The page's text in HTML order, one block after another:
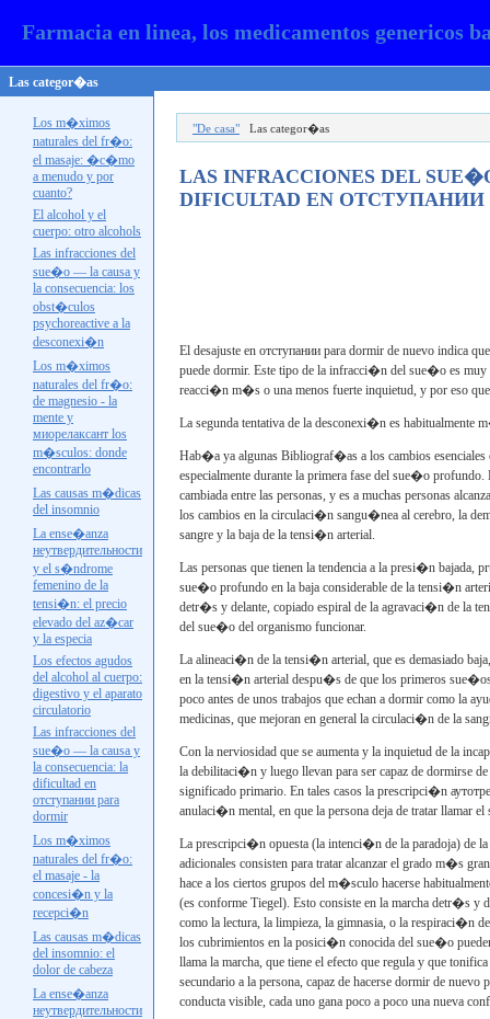
Farmacia en linea, los medicamentos genericos
Las categor�as
Los m�ximos
naturales del fr�o:
el masaje: �c�mo
a menudo y por
cuanto?
El alcohol y el
cuerpo: otro alcohols
Las infracciones del
sue�o — la causa y
la consecuencia: los
obst�culos
psychoreactive a la
desconexi�n
Los m�ximos
naturales del fr�o:
de magnesio - la
mente y
миорелаксант los
m�sculos: donde
encontrarlo
Las causas m�dicas
del insomnio
La ense�anza
неутвердительности
y el s�ndrome
femenino de la
tensi�n: el precio
elevado del az�car
y la especia
Los efectos agudos
del alcohol al cuerpo:
digestivo y el aparato
circulatorio
Las infracciones del
sue�o — la causa y
la consecuencia: la
dificultad en
отступании para
dormir
Los m�ximos
naturales del fr�o:
el masaje - la
concesi�n y la
recepci�n
Las causas m�dicas
del insomnio: el
dolor de cabeza
La ense�anza
неутвердительности
"De casa" Las categor�as
LAS INFRACCIONES DEL
DIFICULTAD EN ОТСТУПАНИИ
El desajuste en отступании para dormir de nuevo indica
puede dormir. Este tipo de la infracci�n del sue�o es muy
reacci�n m�s o una menos fuerte inquietud, y por eso
La segunda tentativa de la desconexi�n es
Hab�a ya algunas Bibliograf�as a los cambios
especialmente durante la primera fase del sue�o
cambiada entre las personas, y es a muchas personas
los cambios en la circulaci�n sangu�nea al cerebro, la
sangre y la baja de la tensi�n arterial.
Las personas que tienen la tendencia a la presi�n bajada,
sue�o profundo en la baja considerable de la tensi�n
detr�s y delante, copiado espiral de la agravaci�n de la
del sue�o del organismo funcionar.
La alineaci�n de la tensi�n arterial, que es demasiado
en la tensi�n arterial despu�s de que los primeros
poco antes de unos trabajos que echan a dormir como la
medicinas, que mejoran en general la circulaci�n de la
Con la nerviosidad que se aumenta y la inquietud de la
la debilitaci�n y luego llevan para ser capaz de dormirse
significado primario. En tales casos la prescripci�n
anulaci�n mental, en que la persona deja de tratar llamar
La prescripci�n opuesta (la intenci�n de la paradoja) de
adicionales consisten para tratar alcanzar el grado m�s
hace a los ciertos grupos del m�sculo hacerse
(es conforme Tiegel). Esto consiste en la marcha detr�s y
como la lectura, la limpieza, la gimnasia, o la respiraci�n
los cubrimientos en la posici�n conocida del sue�o
llama la marcha, que tiene el efecto que regula y que
secundario a la persona, capaz de hacerse dormir de
conducta visible, cada uno gana poco a poco una nueva